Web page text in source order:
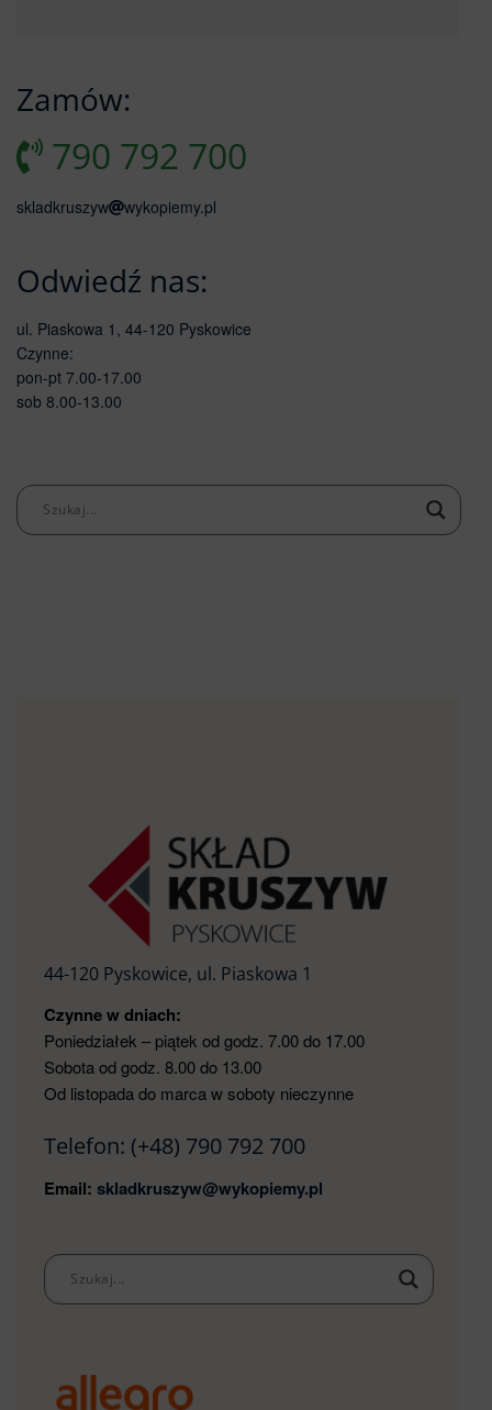
Zamów:
790 792 700
skladkruszyw wykopiemy.pl
Odwiedź nas:
ul. Piaskowa 1, 44-120 Pyskowice
Czynne:
pon-pt 7.00-17.00
sob 8.00-13.00
44-120 Pyskowice, ul. Piaskowa 1
Czynne w dniach:
Poniedziałek – piątek od godz. 7.00 do 17.00
Sobota od godz. 8.00 do 13.00
Od listopada do marca w soboty nieczynne
Telefon: (+48) 790 792 700
Email: skladkruszyw@wykopiemy.pl